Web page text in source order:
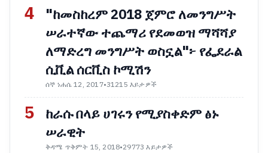
4
"ከመስከረም 2018 ጀምሮ ለመንግሥት
ሠራተኛው ተጨማሪ የደመወዝ ማሻሻያ
ለማድረግ መንግሥት ወስኗል"፦ የፌደራል
ሲቪል ሰርቪስ ኮሚሽን
ሰኞ ነሐሴ 12, 2017•31215 እይታዎች
5
ከራሱ በላይ ሀገሩን የሚያስቀድም ፅኑ
ሠራዊት
ቅዳሜ ጥቅምት 15, 2018•29773 እይታዎች